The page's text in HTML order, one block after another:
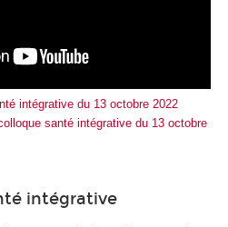
intégrative du 13 octobre 2022
santé intégrative du 13 octobre
intégrative